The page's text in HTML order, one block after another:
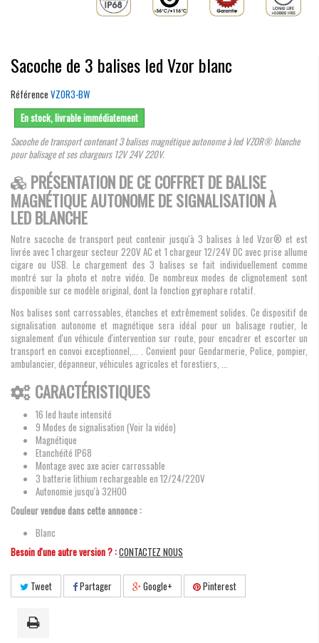
Sacoche de 3 balises led Vzor blanc
Référence VZOR3-BW
En stock, livrable immédiatement
Sacoche de transport contenant 3 balises magnétique autonome à led VZOR® blanche
pour balisage et ses chargeurs 12V 24V 220V.
PRÉSENTATION DE CE COFFRET DE BALISE
MAGNÉTIQUE AUTONOME DE SIGNALISATION À
LED BLANCHE
Notre sacoche de transport peut contenir jusqu'à 3 balises à led Vzor® et est
livrée avec 1 chargeur secteur 220V AC et 1 chargeur 12/24V DC avec prise allume
cigare ou USB. Le chargement des 3 balises se fait individuellement comme
montré sur la photo et notre vidéo. De nombreux modes de clignotement sont
disponible sur ce modèle original, dont la fonction gyrophare rotatif.
Nos balises sont carrossables, étanches et extrêmement solides. Ce dispositif de
signalisation autonome et magnétique sera idéal pour un balisage routier, le
signalement d'un véhicule d'intervention sur route, pour encadrer et escorter un
transport en convoi exceptionnel,... . Convient pour Gendarmerie, Police, pompier,
ambulancier, dépanneur, véhicules agricoles et forestiers, ...
CARACTÉRISTIQUES
16 led haute intensité
9 Modes de signalisation (Voir la vidéo)
Magnétique
Etanchéité IP68
Montage avec axe acier carrossable
3 batterie lithium rechargeable en 12/24/220V
Autonomie jusqu'à 32H00
Couleur vendue dans cette annonce :
Blanc
Besoin d'une autre version ? :CONTACTEZ NOUS
Tweet Partager Google+ Pinterest